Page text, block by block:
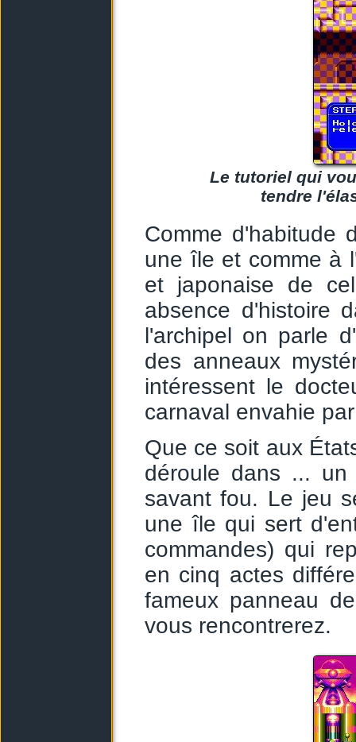
Le tutoriel qui
tendre
Comme d'habitude
une île et comme à
et japonaise de
absence d'histoire
l'archipel on parle
des anneaux
intéressent le
carnaval envahie
Que ce soit aux
déroule dans ...
savant fou. Le jeu
une île qui sert
commandes) qui
en cinq actes
fameux panneau
vous rencontrerez.